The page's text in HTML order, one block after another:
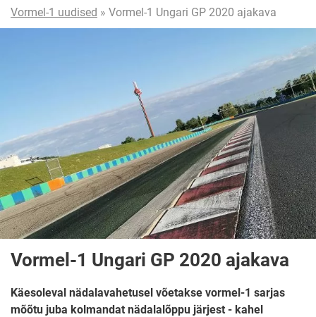
Vormel-1 uudised » Vormel-1 Ungari GP 2020 ajakava
Vormel-1 Ungari GP 2020 ajakava
Käesoleval nädalavahetusel võetakse vormel-1 sarjas
mõõtu juba kolmandat nädalalõppu järjest - kahel